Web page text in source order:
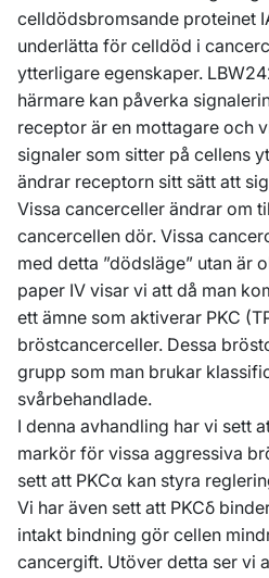
celldödsbromsande proteinet
underlätta för celldöd i
ytterligare egenskaper.
härmare kan påverka
receptor är en mottagare och
signaler som sitter på cellens
ändrar receptorn sitt sätt att
Vissa cancerceller ändrar om
cancercellen dör. Vissa
med detta ”dödsläge” utan är
paper IV visar vi att då man
ett ämne som aktiverar PKC
bröstcancerceller. Dessa
grupp som man brukar
svårbehandlade.
I denna avhandling har vi sett
markör för vissa aggressiva
sett att PKCα kan styra
Vi har även sett att PKCδ
intakt bindning gör cellen
cancergift. Utöver detta ser vi